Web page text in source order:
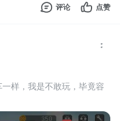
评论 点赞
样，我是不敢玩，毕竟容